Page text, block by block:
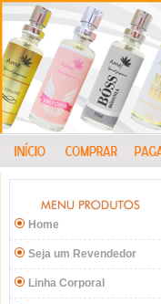
Home
Seja um Revendedor
Linha Corporal